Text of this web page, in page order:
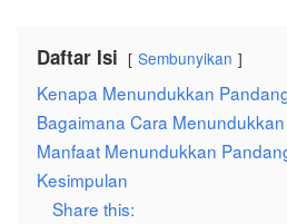
Daftar Isi Sembunyikan
Kenapa Menundukkan
Bagaimana Cara
Manfaat Menundukkan
Kesimpulan
Share this: